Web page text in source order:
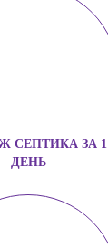
СЕПТИКА ЗА 1
ДЕНЬ